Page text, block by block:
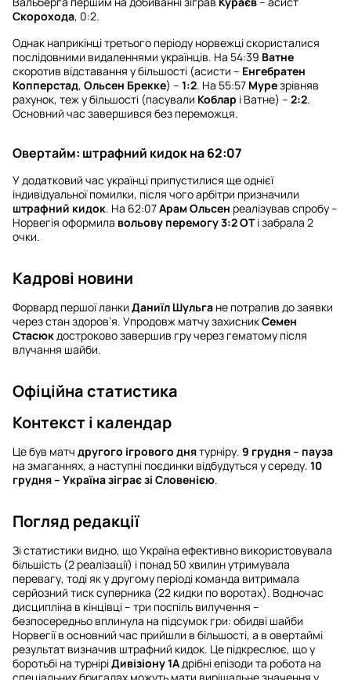
Скорохода, 0:2.
Однак наприкінці третього періоду норвежці скористалися
послідовними видаленнями українців. На 54:39 Ватне
скоротив відставання у більшості (асисти – Енгебратен
Копперстад, Ольсен Брекке) – 1:2. На 55:57 Мурезрівняв
рахунок, теж у більшості (пасували Коблар і Ватне) – 2:2.
Основний час завершився без переможця.
Овертайм: штрафний кидок на 62:07
У додатковий час українці припустилися ще однієї
індивідуальної помилки, після чого арбітри призначили
штрафний кидок. На 62:07Арам Ольсен реалізував спробу –
Норвегія оформила вольову перемогу 3:2 ОТі забрала 2
очки.
Кадрові новини
Форвард першої ланки Даниїл Шульга не потрапив до заявки
через стан здоров’я. Упродовж матчу захисникСемен
Стасюк достроково завершив гру через гематому після
влучання шайби.
Офіційна статистика
Контекст і календар
Це був матч другого ігрового днятурніру. 9 грудня – пауза
на змаганнях, а наступні поєдинки відбудуться у середу. 10
грудня – Україна зіграє зі Словенією.
Погляд редакції
Зі статистики видно, що Україна ефективно використовувала
більшість (2 реалізації) і понад 50 хвилин утримувала
перевагу, тоді як у другому періоді команда витримала
серйозний тиск суперника (22 кидки по воротах). Водночас
дисципліна в кінцівці – три поспіль вилучення –
безпосередньо вплинула на підсумок гри: обидві шайби
Норвегії в основний час прийшли в більшості, а в овертаймі
результат визначив штрафний кидок. Це підкреслює, що у
боротьбі на турніріДивізіону 1А дрібні епізоди та робота на
спеціальних бригадах можуть мати вирішальне значення у